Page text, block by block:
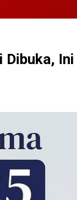
HARGA
Dibuka,